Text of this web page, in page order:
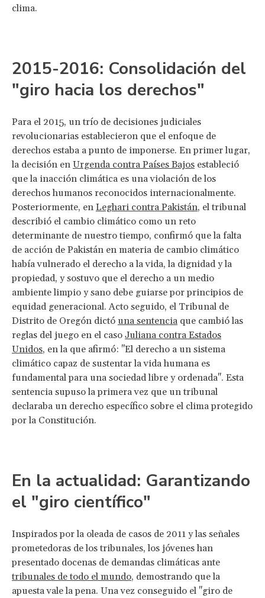
clima.
2015-2016: Consolidación del
"giro hacia los derechos"
Para el 2015, un trío de decisiones judiciales
revolucionarias establecieron que el enfoque de
derechos estaba a punto de imponerse. En primer lugar,
la decisión en Urgenda contra Países Bajos estableció
que la inacción climática es una violación de los
derechos humanos reconocidos internacionalmente.
Posteriormente, en Leghari contra Pakistán, el tribunal
describió el cambio climático como un reto
determinante de nuestro tiempo, confirmó que la falta
de acción de Pakistán en materia de cambio climático
había vulnerado el derecho a la vida, la dignidad y la
propiedad, y sostuvo que el derecho a un medio
ambiente limpio y sano debe guiarse por principios de
equidad generacional. Acto seguido, el Tribunal de
Distrito de Oregón dictó una sentencia que cambió las
reglas del juego en el caso Juliana contra Estados
Unidos, en la que afirmó: "El derecho a un sistema
climático capaz de sustentar la vida humana es
fundamental para una sociedad libre y ordenada". Esta
sentencia supuso la primera vez que un tribunal
declaraba un derecho específico sobre el clima protegido
por la Constitución.
En la actualidad: Garantizando
el "giro científico"
Inspirados por la oleada de casos de 2011 y las señales
prometedoras de los tribunales, los jóvenes han
presentado docenas de demandas climáticas ante
tribunales de todo el mundo, demostrando que la
apuesta vale la pena. Una vez conseguido el "giro de